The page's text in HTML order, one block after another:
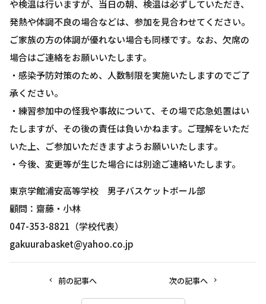
や検温は行いますが、当日の朝、検温は必ずしていただき、
発熱や体調不良の場合などは、参加を見合わせてください。
ご家族の方の体調が優れない場合も同様です。なお、欠席の
場合はご連絡をお願いいたします。
・感染予防対策のため、人数制限を実施いたしますのでご了
承ください。
・練習参加中の怪我や事故について、その場で応急処置はい
たしますが、その後の責任は負いかねます。ご理解をいただ
いた上、ご参加いただきますようお願いいたします。
・今後、変更等が生じた場合には別途ご連絡いたします。
東京学館浦安高等学校 男子バスケットボール部
顧問：齋藤・小林
047-353-8821（学校代表）
gakuurabasket@yahoo.co.jp
前の記事へ 次の記事へ